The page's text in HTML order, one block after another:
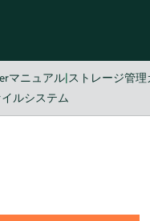
マニュアル|ストレージ管理
ルシステム